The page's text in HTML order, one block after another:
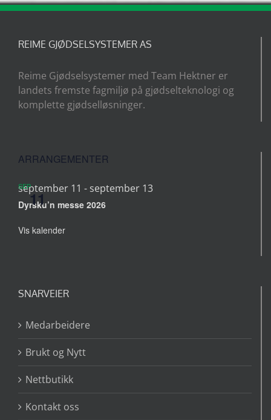
REIME GJØDSELSYSTEMER AS
Reime Gjødselsystemer med Team Hektner er
landets fremste fagmiljø på gjødselteknologi og
komplette gjødselløsninger.
ARRANGEMENTER
SEP
11
september 11 - september 13
Dyrsku’n messe 2026
Vis kalender
SNARVEIER
Medarbeidere
Brukt og Nytt
Nettbutikk
Kontakt oss